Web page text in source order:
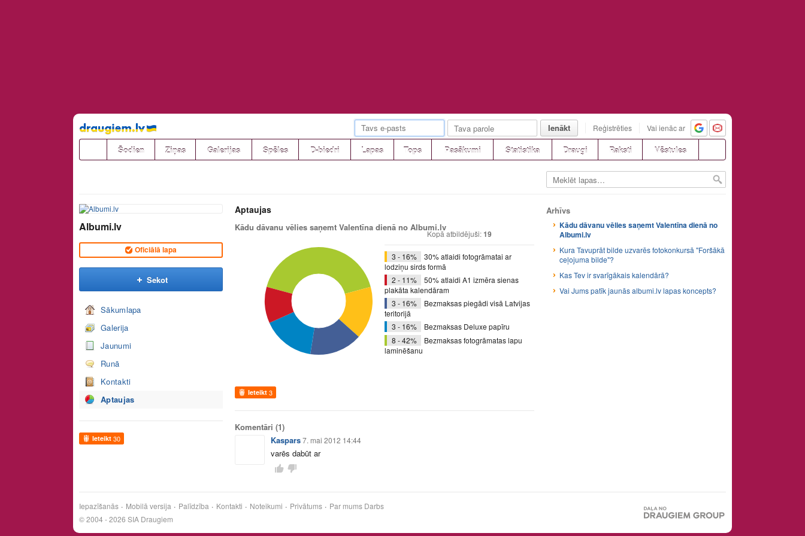
Pāriet
uz
saturu
Ienākt Reģistrēties Vai ienāc ar
Šodien Ziņas Galerijas Spēles D-biedri Lapas Tops Pasākumi Statistika Draugi Raksti Vēstules
Albumi.lv
Oficiālā lapa
Sekot
Sākumlapa
Galerija
Jaunumi
Runā
Kontakti
Aptaujas
Ieteikt 30
Aptaujas
Kādu dāvanu vēlies saņemt Valentīna dienā no Albumi.lv
Kopā atbildējuši:19
3 - 16%
30% atlaidi fotogrāmatai ar
lodziņu sirds formā
2 - 11%
50% atlaidi A1 izmēra sienas
plakāta kalendāram
3 - 16%
Bezmaksas piegādi visā Latvijas
teritorijā
3 - 16%
Bezmaksas Deluxe papīru
8 - 42%
Bezmaksas fotogrāmatas lapu
laminēšanu
Ieteikt 3
Komentāri (1)
Kaspars7. mai 2012 14:44
varēs dabūt ar
Arhīvs
Kādu dāvanu vēlies saņemt Valentīna dienā no
Albumi.lv
Kura Tavuprāt bilde uzvarēs fotokonkursā "Foršākā
ceļojuma bilde"?
Kas Tev ir svarīgākais kalendārā?
Vai Jums patīk jaunās albumi.lv lapas koncepts?
Iepazīšanās Mobilā versija Palīdzība Kontakti Noteikumi Privātums Par mums Darbs
© 2004 - 2026 SIA Draugiem